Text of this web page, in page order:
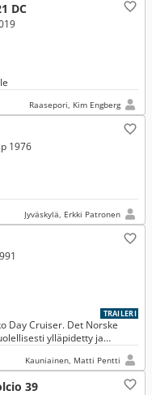
DC
Raasepori, Kim Engberg
1976
Jyväskylä, Erkki Patronen
TRAILERI
Day Cruiser. Det Norske
ylläpidetty ja
Kauniainen, Matti Pentti
39